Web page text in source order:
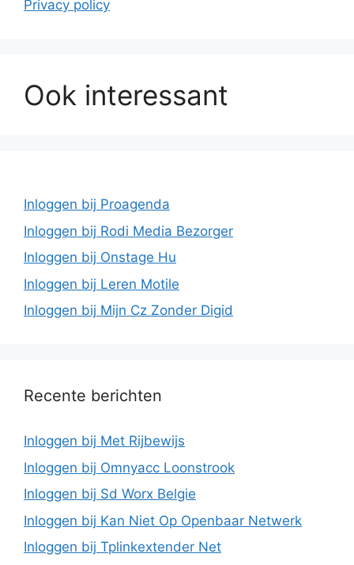
Privacy policy
Ook interessant
Inloggen bij Proagenda
Inloggen bij Rodi Media Bezorger
Inloggen bij Onstage Hu
Inloggen bij Leren Motile
Inloggen bij Mijn Cz Zonder Digid
Recente berichten
Inloggen bij Met Rijbewijs
Inloggen bij Omnyacc Loonstrook
Inloggen bij Sd Worx Belgie
Inloggen bij Kan Niet Op Openbaar Netwerk
Inloggen bij Tplinkextender Net